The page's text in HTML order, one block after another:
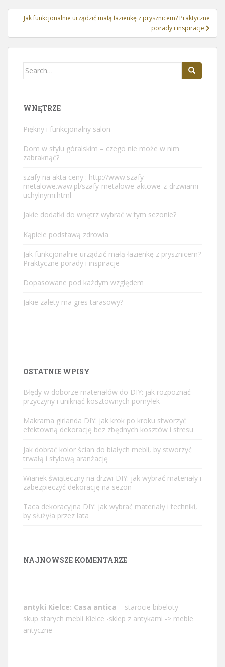
Jak funkcjonalnie urządzić małą łazienkę z prysznicem? Praktyczne
porady i inspiracje
Search
WNĘTRZE
Piękny i funkcjonalny salon
Dom w stylu góralskim – czego nie może w nim
zabraknąć?
szafy na akta ceny : http://www.szafy-
metalowe.waw.pl/szafy-metalowe-aktowe-z-drzwiami-
uchylnymi.html
Jakie dodatki do wnętrz wybrać w tym sezonie?
Kąpiele podstawą zdrowia
Jak funkcjonalnie urządzić małą łazienkę z prysznicem?
Praktyczne porady i inspiracje
Dopasowane pod każdym względem
Jakie zalety ma gres tarasowy?
OSTATNIE WPISY
Błędy w doborze materiałów do DIY: jak rozpoznać
przyczyny i uniknąć kosztownych pomyłek
Makrama girlanda DIY: jak krok po kroku stworzyć
efektowną dekorację bez zbędnych kosztów i stresu
Jak dobrać kolor ścian do białych mebli, by stworzyć
trwałą i stylową aranżację
Wianek świąteczny na drzwi DIY: jak wybrać materiały i
zabezpieczyć dekorację na sezon
Taca dekoracyjna DIY: jak wybrać materiały i techniki,
by służyła przez lata
NAJNOWSZE KOMENTARZE
antyki Kielce: Casa antica – starocie bibeloty
skup starych mebli Kielce -sklep z antykami -> meble
antyczne